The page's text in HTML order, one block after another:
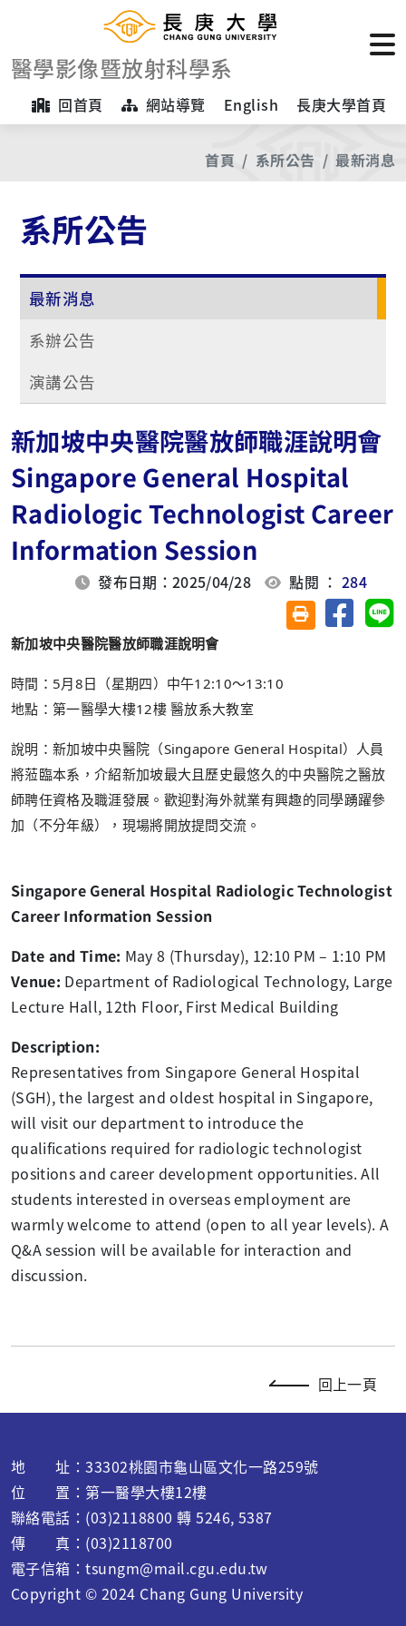
醫學影像暨放射科學系
回首頁 網站導覽 English 長庚大學首頁
首頁 系所公告 最新消息
系所公告
最新消息
系辦公告
演講公告
新加坡中央醫院醫放師職涯說明會
Singapore General Hospital
Radiologic Technologist Career
Information Session
發布日期：2025/04/28 點閱 ：284
友善列印(另開視
分享至
新加坡中央醫院醫放師職涯說明會
時間：5月8日（星期四）中午12:10～13:10
地點：第一醫學大樓12樓 醫放系大教室
說明：新加坡中央醫院（Singapore General Hospital）人員
將蒞臨本系，介紹新加坡最大且歷史最悠久的中央醫院之醫放
師聘任資格及職涯發展。歡迎對海外就業有興趣的同學踴躍參
加（不分年級），現場將開放提問交流。
Singapore General Hospital Radiologic Technologist
Career Information Session
Date and Time: May 8 (Thursday), 12:10 PM – 1:10 PM
Venue: Department of Radiological Technology, Large
Lecture Hall, 12th Floor, First Medical Building
Description:
Representatives from Singapore General Hospital
(SGH), the largest and oldest hospital in Singapore,
will visit our department to introduce the
qualifications required for radiologic technologist
positions and career development opportunities. All
students interested in overseas employment are
warmly welcome to attend (open to all year levels). A
Q&A session will be available for interaction and
discussion.
回上一頁
地 址：33302桃園市龜山區文化一路259號
位 置：第一醫學大樓12樓
聯絡電話：(03)2118800 轉 5246, 5387
傳 真：(03)2118700
電子信箱：tsungm@mail.cgu.edu.tw
Copyright © 2024 Chang Gung University